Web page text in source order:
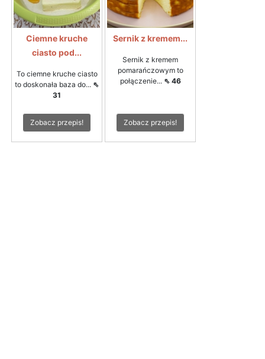
Ciemne kruche
ciasto pod...
To ciemne kruche ciasto
to doskonała baza do... ⇖
31
Zobacz przepis!
Sernik z kremem...
Sernik z kremem
pomarańczowym to
połączenie... ⇖ 46
Zobacz przepis!